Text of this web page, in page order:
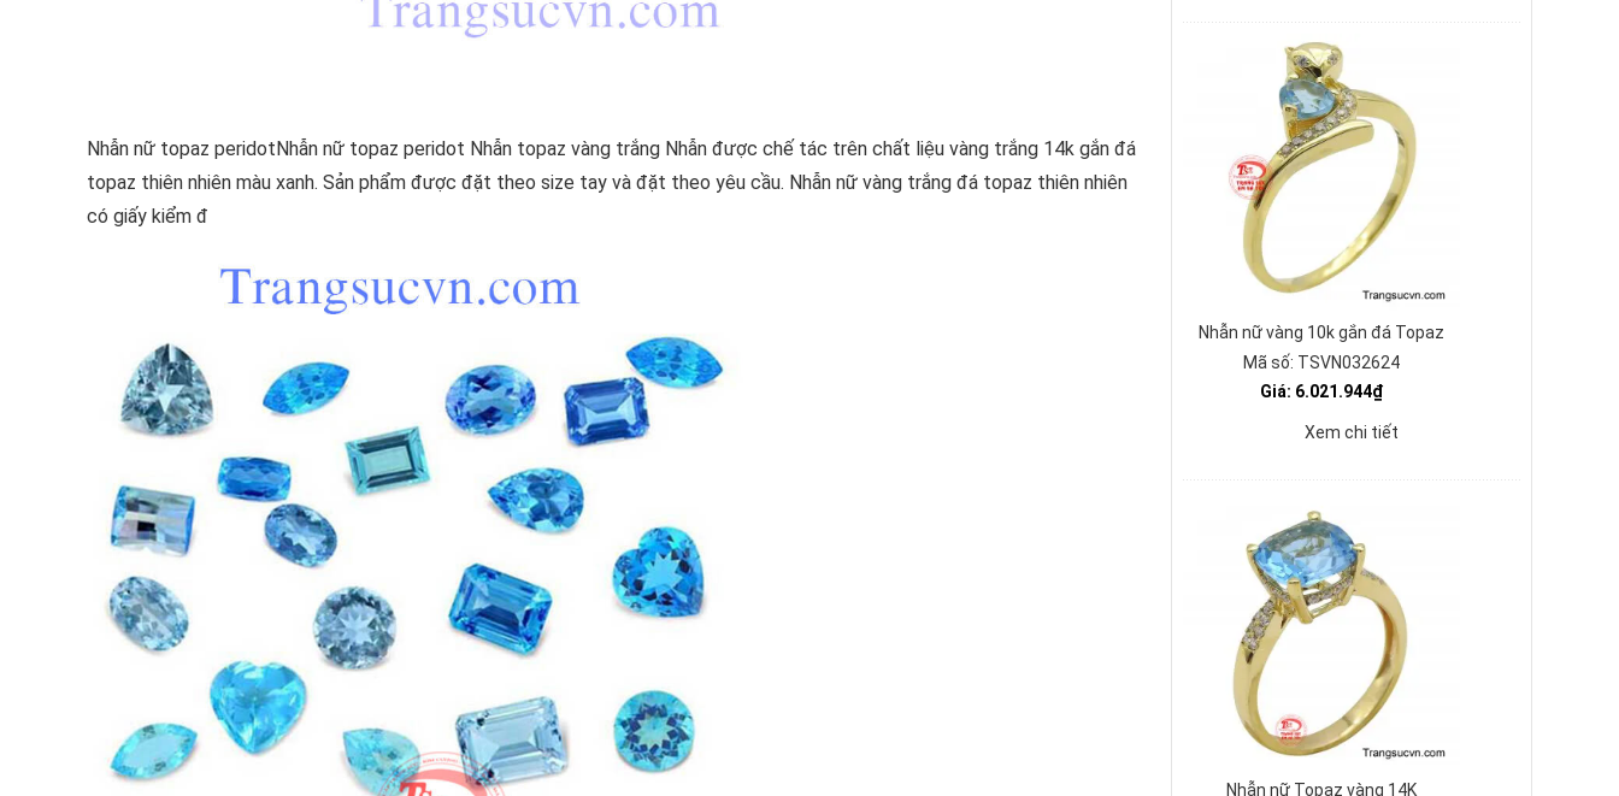
Nhẫn nữ topaz peridotNhẫn nữ topaz peridot Nhẫn topaz vàng trắng Nhẫn được chế tác trên chất liệu vàng trắng 14k gắn đá
topaz thiên nhiên màu xanh. Sản phẩm được đặt theo size tay và đặt theo yêu cầu. Nhẫn nữ vàng trắng đá topaz thiên nhiên
có giấy kiểm đ
Nhẫn nữ vàng 10k gắn đá Topaz
Mã số: TSVN032624
Giá: 6.021.944₫
Xem chi tiết
Nhẫn nữ Topaz vàng 14K